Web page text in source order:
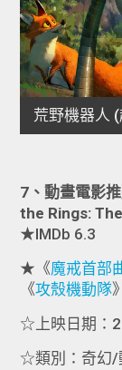
7、動畫電影
the Rings:
★IMDb 6.3
★《魔戒首部
《攻殼機動隊
☆上映日期：
☆類別：奇幻/